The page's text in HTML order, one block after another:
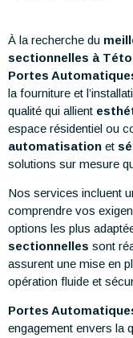
À la recherche du
sectionnelles à
Portes
la fourniture et
qualité qui allient
espace résidentiel ou
automatisation et
solutions sur mesure
Nos services incluent
comprendre vos
options les plus
sectionnelles sont
assurent une mise en
opération fluide et
Portes
engagement envers la